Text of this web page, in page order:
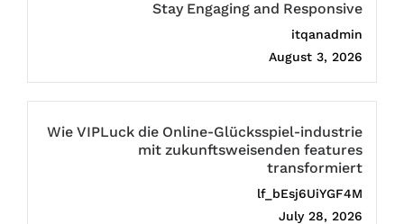
Stay Engaging and Responsive
itqanadmin
August 3, 2026
Wie VIPLuck die Online-Glücksspiel-industrie
mit zukunftsweisenden features
transformiert
lf_bEsj6UiYGF4M
July 28, 2026